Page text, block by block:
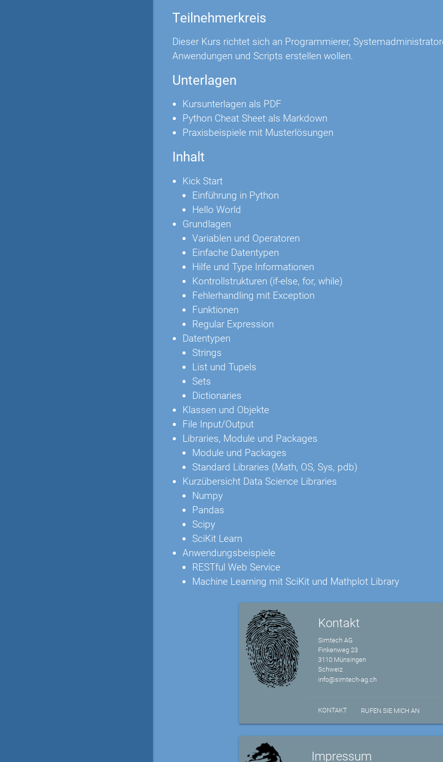
Teilnehmerkreis
Dieser Kurs richtet sich an Programmierer,
Anwendungen und Scripts erstellen wollen.
Unterlagen
Kursunterlagen als PDF
Python Cheat Sheet als Markdown
Praxisbeispiele mit Musterlösungen
Inhalt
Kick Start
Einführung in Python
Hello World
Grundlagen
Variablen und Operatoren
Einfache Datentypen
Hilfe und Type Informationen
Kontrollstrukturen (if-else, for, while)
Fehlerhandling mit Exception
Funktionen
Regular Expression
Datentypen
Strings
List und Tupels
Sets
Dictionaries
Klassen und Objekte
File Input/Output
Libraries, Module und Packages
Module und Packages
Standard Libraries (Math, OS, Sys, pdb)
Kurzübersicht Data Science Libraries
Numpy
Pandas
Scipy
SciKit Learn
Anwendungsbeispiele
RESTful Web Service
Machine Learning mit SciKit und Mathplot Library
Kontakt
Simtech AG
Finkenweg 23
3110 Münsingen
Schweiz
info@simtech-ag.ch
KONTAKT RUFEN SIE MICH AN
Impressum